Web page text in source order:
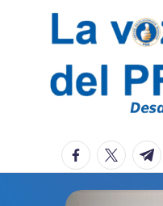
contenido
eVoz
Del
PRM
facebook.com
t.me